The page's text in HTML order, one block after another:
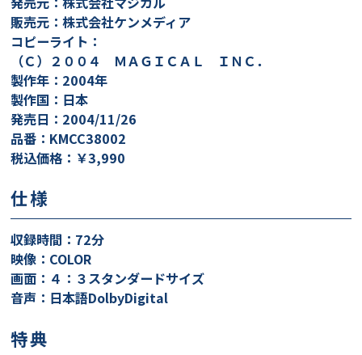
販売元：株式会社ケンメディア
コピーライト：
（Ｃ）２００４ ＭＡＧＩＣＡＬ ＩＮＣ．
製作年：2004年
製作国：日本
発売日：2004/11/26
品番：KMCC38002
税込価格：￥3,990
仕様
収録時間：72分
映像：COLOR
画面：４：３スタンダードサイズ
音声：日本語DolbyDigital
特典